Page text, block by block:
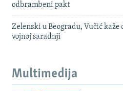
odbrambeni pakt
Zelenski u Beogradu, Vučić kaže
vojnoj saradnji
Multimedija